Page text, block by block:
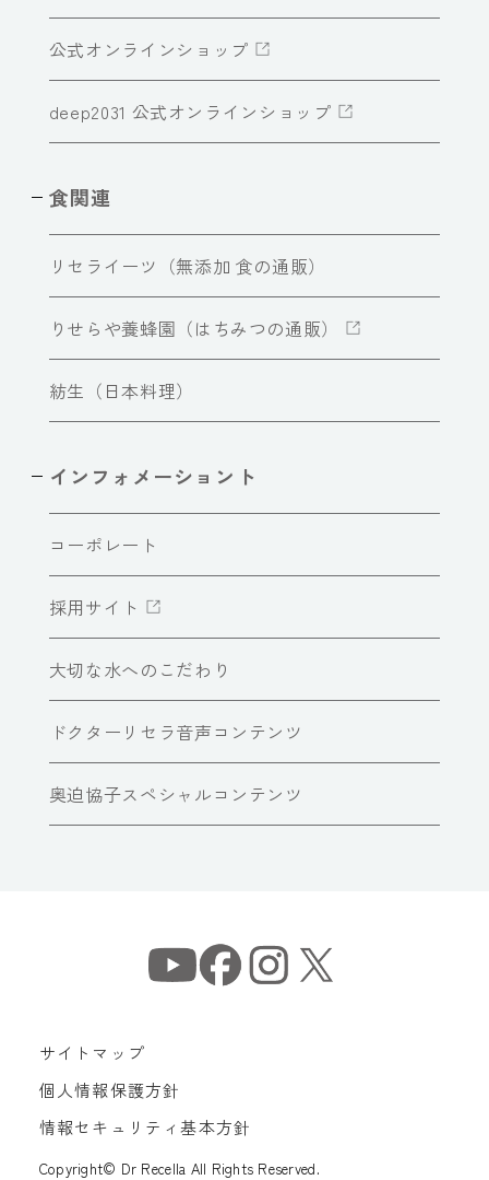
公式オンラインショップ
deep2031 公式オンラインショップ
食関連
リセライーツ（無添加 食の通販）
りせらや養蜂園（はちみつの通販）
紡生（日本料理）
インフォメーショント
コーポレート
採用サイト
大切な水へのこだわり
ドクターリセラ音声コンテンツ
奥迫協子スペシャルコンテンツ
サイトマップ
個人情報保護方針
情報セキュリティ基本方針
Copyright© Dr Recella All Rights Reserved.